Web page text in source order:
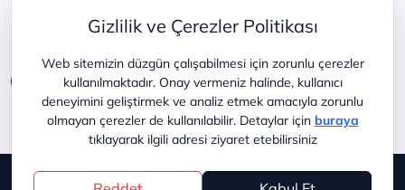
Gizlilik ve Çerezler Politikası
Web sitemizin düzgün çalışabilmesi için zorunlu çerezler
kullanılmaktadır. Onay vermeniz halinde, kullanıcı
deneyimini geliştirmek ve analiz etmek amacıyla zorunlu
olmayan çerezler de kullanılabilir. Detaylar için buraya
tıklayarak ilgili adresi ziyaret etebilirsiniz
Tüm öneri ve şikayetleriniz için
Copyright © 2025